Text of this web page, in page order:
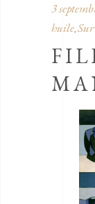
3
huile,